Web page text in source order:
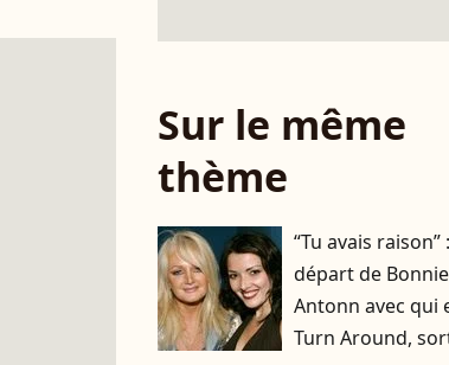
Sur le même
thème
“Tu avais raison”
départ de
Antonn avec qui
Turn Around,